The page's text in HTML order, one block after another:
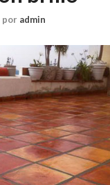
por admin